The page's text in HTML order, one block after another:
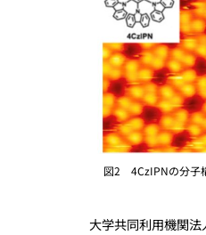
図2 4CzIPNの分子
大学共同利用機関